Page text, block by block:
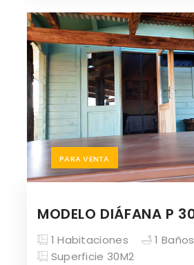
PARA VENTA
MODELO DIÁFANA P
1 Habitaciones
1 Baños
Superficie 30M2